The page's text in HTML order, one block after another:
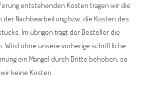
entstehenden Kosten tragen wir die
der Nachbearbeitung bzw. die Kosten des
Im übrigen trägt der Besteller die
Wird ohne unsere vorherige schriftliche
ein Mangel durch Dritte behoben, so
keine Kosten.